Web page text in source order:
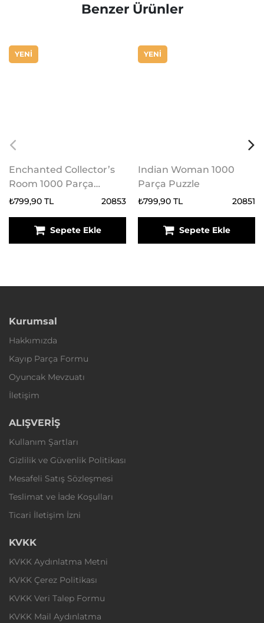
Benzer Ürünler
YENİ
Enchanted Collector’s
Room 1000 Parça
Puzzle
₺799,90 TL 20853
Sepete Ekle
YENİ
Indian Woman 1000
Parça Puzzle
₺799,90 TL 20851
Sepete Ekle
Kurumsal
Hakkımızda
Kayıp Parça Formu
Oyuncak Mevzuatı
İletişim
ALIŞVERİŞ
Kullanım Şartları
Gizlilik ve Güvenlik Politikası
Mesafeli Satış Sözleşmesi
Teslimat ve İade Koşulları
Ticari İletişim İzni
KVKK
KVKK Aydınlatma Metni
KVKK Çerez Politikası
KVKK Veri Talep Formu
KVKK Mail Aydınlatma